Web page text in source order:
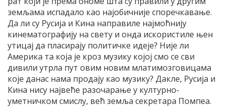
земљама испадало као најобичније споречкавање.
Да ли су Русија и Кина направиле најмоћнију
кинематографију на свету и онда искористиле њен
утицај да пласирају политичке идеје? Није ли
Америка та која је кроз музику којој смо се сви
дивили утрла пут овим новим млатимозговицама
које данас нама продају као музику? Дакле, Русија и
Кина нису највеће разочарање у културно-
уметничком смислу, већ земља секретара Помпеа.